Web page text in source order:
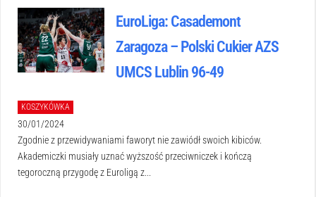
EuroLiga: Casademont
Zaragoza – Polski Cukier AZS
UMCS Lublin 96-49
KOSZYKÓWKA
30/01/2024
Zgodnie z przewidywaniami faworyt nie zawiódł swoich kibiców.
Akademiczki musiały uznać wyższość przeciwniczek i kończą
tegoroczną przygodę z Euroligą z...